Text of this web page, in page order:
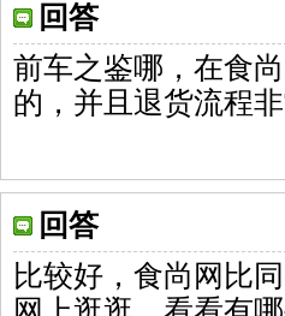
回答
前车之鉴哪，在食
的，并且退货流程
回答
比较好，食尚网比